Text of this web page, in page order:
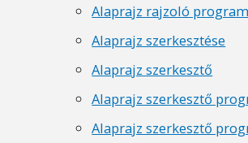
Alaprajz rajzoló
Alaprajz szerkesztése
Alaprajz szerkesztő
Alaprajz szerkesztő
Alaprajz szerkesztő